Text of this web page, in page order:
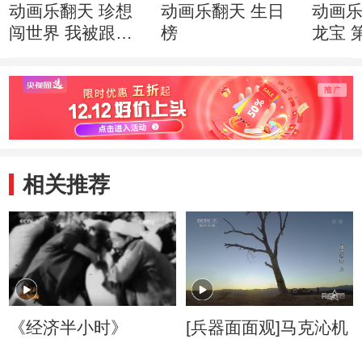
动画乐翻天 珍想
闯世界 我被跟踪
动画乐翻天 生日
榜
动画
龙宝
相关推荐
《经济半小时》
[兵器面面观]马克沁机